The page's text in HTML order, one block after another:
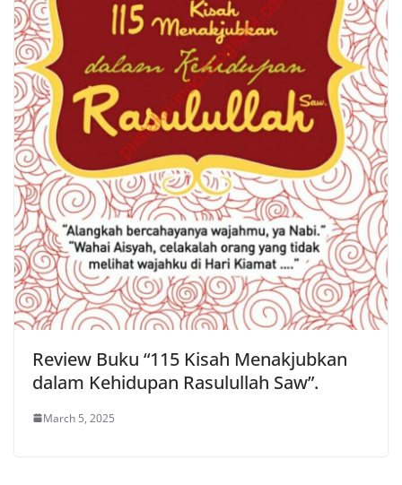
Review Buku “115 Kisah Menakjubkan
dalam Kehidupan Rasulullah Saw”.
March 5, 2025